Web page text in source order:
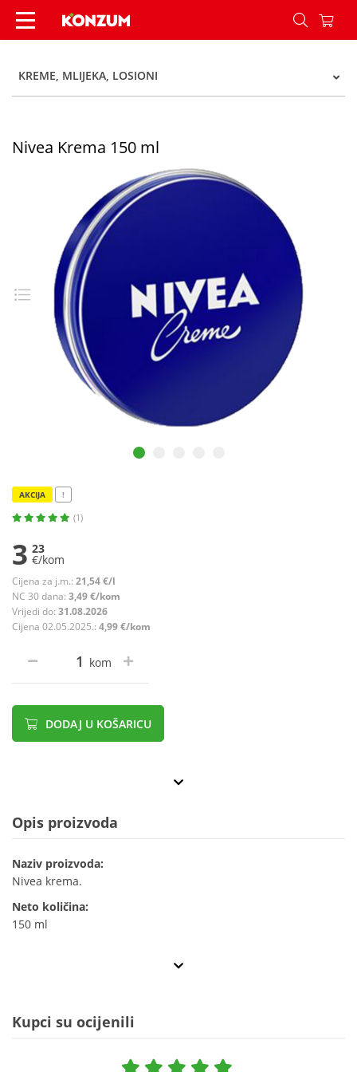
Nivea Krema 150 ml - Konzum
KREME, MLIJEKA, LOSIONI
Nivea Krema 150 ml
AKCIJA !
(1)
3 23
€/kom
Cijena za j.m.: 21,54 €/l
NC 30 dana: 3,49 €/kom
Vrijedi do: 31.08.2026
Cijena 02.05.2025.: 4,99 €/kom
kom
DODAJ U KOŠARICU
Opis proizvoda
Naziv proizvoda:
Nivea krema.
Neto količina:
150 ml
Kupci su ocijenili